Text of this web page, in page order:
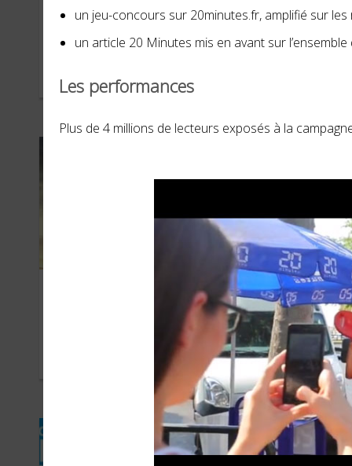
Scrabble
NOVEMBRE 2017
un jeu-concours sur 20minutes.fr, amplifié sur
un article 20 Minutes mis en avant sur
Les performances
Plus de 4 millions de lecteurs exposés à la
Ben-Hur (Paramount
MAI